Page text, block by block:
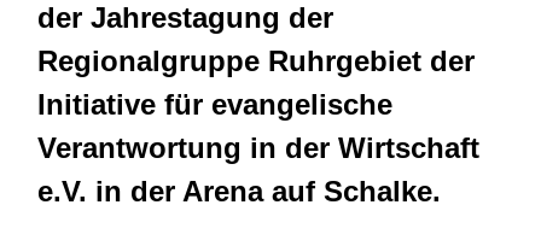
der Jahrestagung der
Regionalgruppe Ruhrgebiet der
Initiative für evangelische
Verantwortung in der Wirtschaft
e.V. in der Arena auf Schalke.